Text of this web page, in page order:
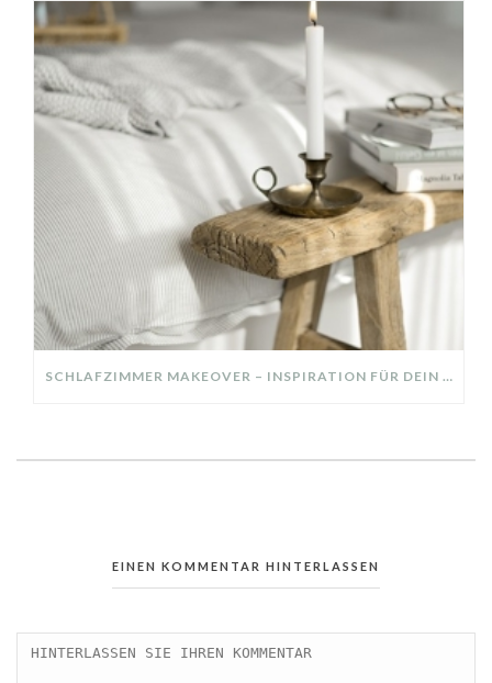
SCHLAFZIMMER MAKEOVER – INSPIRATION FÜR DEIN SCHLAFZIMMER: AUS ALT MACH NEU – HELL, GEMÜTLICH UND EINLADEND
EINEN KOMMENTAR HINTERLASSEN